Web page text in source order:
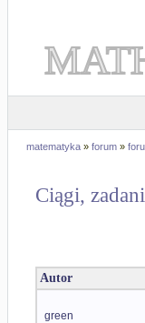
matematyka » forum »
Ciągi,
Autor
green